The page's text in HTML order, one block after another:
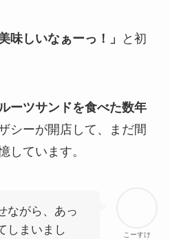
味しいなぁーっ！」
と初
ーツサンドを食べた数年
シーが開店して、まだ間
しています。
こーすけ
ながら、あっ
しまいまし